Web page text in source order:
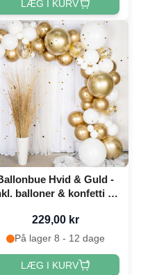
LÆG I KURV
Hvid & Guld -
balloner & konfetti 80
229,00 kr
På lager 8 - 12 dage
LÆG I KURV